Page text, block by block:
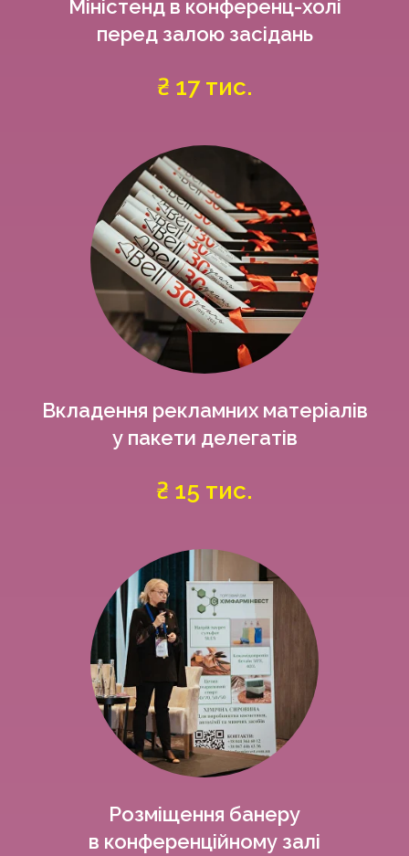
Міністенд в конференц-холі
перед залою засідань
₴ 17 тис.
Вкладення рекламних матеріалів
у пакети делегатів
₴ 15 тис.
Розміщення банеру
в конференційному залі